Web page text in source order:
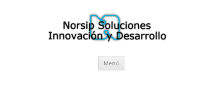
Norsip Soluciones I+D
El blog de la empresa cántabra Norsip Soluciones Innovación y
Desarrollo
Menú Saltar al contenido